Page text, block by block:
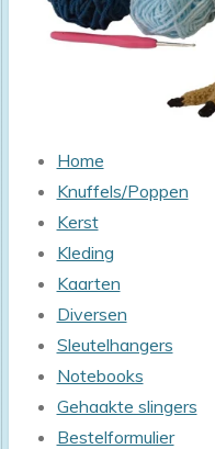
Home
Knuffels/Poppen
Kerst
Kleding
Kaarten
Diversen
Sleutelhangers
Notebooks
Gehaakte slingers
Bestelformulier